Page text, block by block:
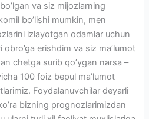
va siz mijozlarning
bo’lishi mumkin, men
izlayotgan odamlar uchun
erishdim va siz ma’lumot
chetga surib qo’ygan narsa –
100 foiz bepul ma’lumot
Foydalanuvchilar deyarli
bizning prognozlarimizdan